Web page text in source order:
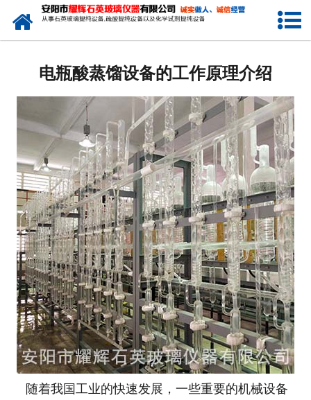
网站首页
产品中心
生产设备
工程业绩
发货展示
联系我们
电瓶酸蒸馏设备的工作原理介绍
随着我国工业的快速发展，一些重要的机械设备